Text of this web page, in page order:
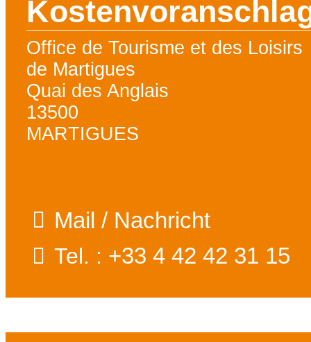
Office de Tourisme et des Loisirs
de Martigues
Quai des Anglais
13500
MARTIGUES
Mail / Nachricht
Tel. : +33 4 42 42 31 15